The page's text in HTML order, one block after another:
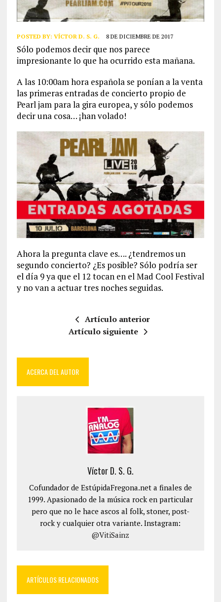
POSTED BY: VÍCTOR D. S. G. 8 DE DICIEMBRE DE 2017
Sólo podemos decir que nos parece
impresionante lo que ha ocurrido esta mañana.
A las 10:00am hora española se ponían a la venta
las primeras entradas de concierto propio de
Pearl jam para la gira europea, y sólo podemos
decir una cosa… ¡han volado!
Ahora la pregunta clave es…. ¿tendremos un
segundo concierto? ¿Es posible? Sólo podría ser
el día 9 ya que el 12 tocan en el Mad Cool Festival
y no van a actuar tres noches seguidas.
Artículo anterior
Artículo siguiente
ACERCA DEL AUTOR
Víctor D. S. G.
Cofundador de EstúpidaFregona.net a finales de
1999. Apasionado de la música rock en particular
pero que no le hace ascos al folk, stoner, post-
rock y cualquier otra variante. Instagram:
@VitiSainz
ARTÍCULOS RELACIONADOS